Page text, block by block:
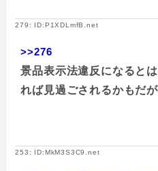
279: ID:P1XDLmfB.net
>>276
景品表示法違反になると
れば見過ごされるかもだが
253: ID:MkM3S3C9.net